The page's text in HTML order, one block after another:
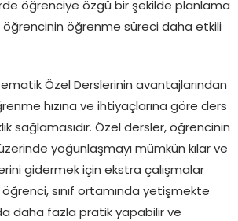
öğrenciye özgü bir şekilde planlama
öğrencinin öğrenme süreci daha etkili
Özel Derslerinin avantajlarından
hızına ve ihtiyaçlarına göre ders
sağlamasıdır. Özel dersler, öğrencinin
yoğunlaşmayı mümkün kılar ve
gidermek için ekstra çalışmalar
öğrenci, sınıf ortamında yetişmekte
daha fazla pratik yapabilir ve